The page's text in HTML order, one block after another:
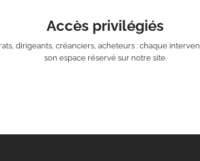
Accès privilégiés
dirigeants, créanciers, acheteurs : chaque
son espace réservé sur notre site.